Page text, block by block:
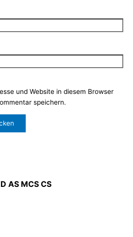
und Website in diesem Browser
speichern.
AS MCS CS